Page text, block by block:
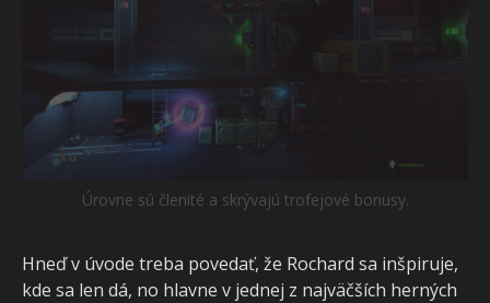
Úrovne sú členité a skrývajú trofejové bonusy.
Hneď v úvode treba povedať, že Rochard sa inšpiruje,
kde sa len dá, no hlavne v jednej z najväčších herných